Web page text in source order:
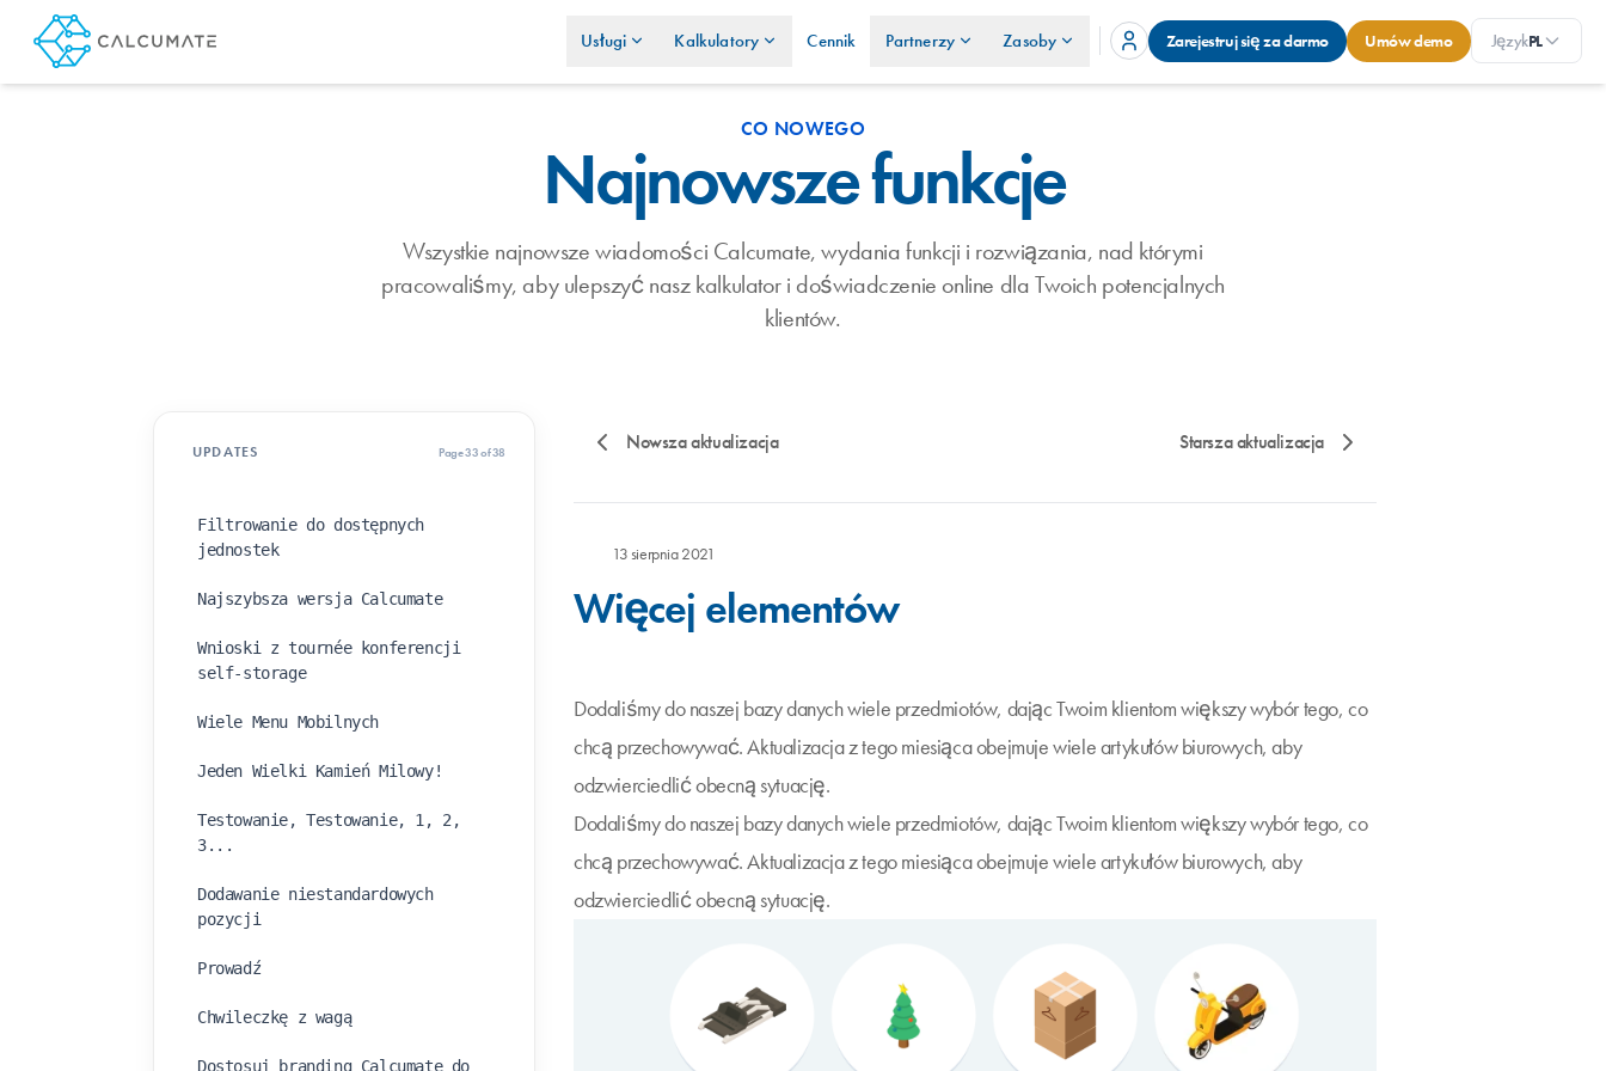
Usługi Kalkulatory Cennik Partnerzy Zasoby Zarejestruj się za darmo Umów demo JęzykPL
CO NOWEGO
Najnowsze funkcje
Wszystkie najnowsze wiadomości Calcumate, wydania funkcji i rozwiązania, nad którymi
pracowaliśmy, aby ulepszyć nasz kalkulator i doświadczenie online dla Twoich potencjalnych
klientów.
UPDATES Page 33 of 38
Filtrowanie do dostępnych
jednostek
Najszybsza wersja Calcumate
Wnioski z tournée konferencji
self-storage
Wiele Menu Mobilnych
Jeden Wielki Kamień Milowy!
Testowanie, Testowanie, 1, 2,
3...
Dodawanie niestandardowych
pozycji
Prowadź
Chwileczkę z wagą
Dostosuj branding Calcumate do
Nowsza aktualizacja Starsza aktualizacja
13 sierpnia 2021
Więcej elementów
Dodaliśmy do naszej bazy danych wiele przedmiotów, dając Twoim klientom większy wybór tego, co
chcą przechowywać. Aktualizacja z tego miesiąca obejmuje wiele artykułów biurowych, aby
odzwierciedlić obecną sytuację.
Dodaliśmy do naszej bazy danych wiele przedmiotów, dając Twoim klientom większy wybór tego, co
chcą przechowywać. Aktualizacja z tego miesiąca obejmuje wiele artykułów biurowych, aby
odzwierciedlić obecną sytuację.